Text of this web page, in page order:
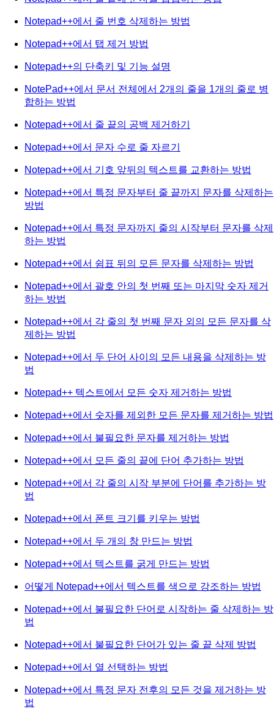
Notepad++에서 줄 번호 삭제하는 방법
Notepad++에서 탭 제거 방법
Notepad++의 단축키 및 기능 설명
NotePad++에서 문서 전체에서 2개의 줄을 1개의 줄로 병
합하는 방법
Notepad++에서 줄 끝의 공백 제거하기
Notepad++에서 문자 수로 줄 자르기
Notepad++에서 기호 앞뒤의 텍스트를 교환하는 방법
Notepad++에서 특정 문자부터 줄 끝까지 문자를 삭제하는
방법
Notepad++에서 특정 문자까지 줄의 시작부터 문자를 삭제
하는 방법
Notepad++에서 쉼표 뒤의 모든 문자를 삭제하는 방법
Notepad++에서 괄호 안의 첫 번째 또는 마지막 숫자 제거
하는 방법
Notepad++에서 각 줄의 첫 번째 문자 외의 모든 문자를 삭
제하는 방법
Notepad++에서 두 단어 사이의 모든 내용을 삭제하는 방
법
Notepad++ 텍스트에서 모든 숫자 제거하는 방법
Notepad++에서 숫자를 제외한 모든 문자를 제거하는 방법
Notepad++에서 불필요한 문자를 제거하는 방법
Notepad++에서 모든 줄의 끝에 단어 추가하는 방법
Notepad++에서 각 줄의 시작 부분에 단어를 추가하는 방
법
Notepad++에서 폰트 크기를 키우는 방법
Notepad++에서 두 개의 창 만드는 방법
Notepad++에서 텍스트를 굵게 만드는 방법
어떻게 Notepad++에서 텍스트를 색으로 강조하는 방법
Notepad++에서 불필요한 단어로 시작하는 줄 삭제하는 방
법
Notepad++에서 불필요한 단어가 있는 줄 끝 삭제 방법
Notepad++에서 열 선택하는 방법
Notepad++에서 특정 문자 전후의 모든 것을 제거하는 방
법